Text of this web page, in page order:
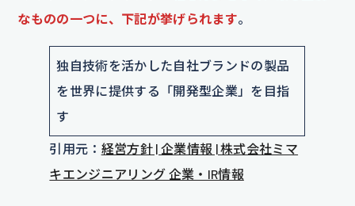
なものの一つに、下記が挙げられます。
独自技術を活かした自社ブランドの製品
を世界に提供する「開発型企業」を目指
す
引用元： 経営方針 | 企業情報 | 株式会社ミマ
キエンジニアリング 企業・IR情報